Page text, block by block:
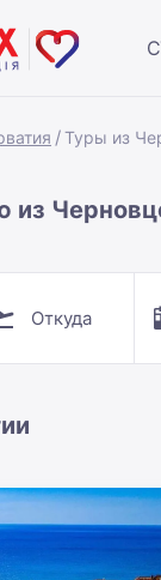
Туры из
из
Откуда